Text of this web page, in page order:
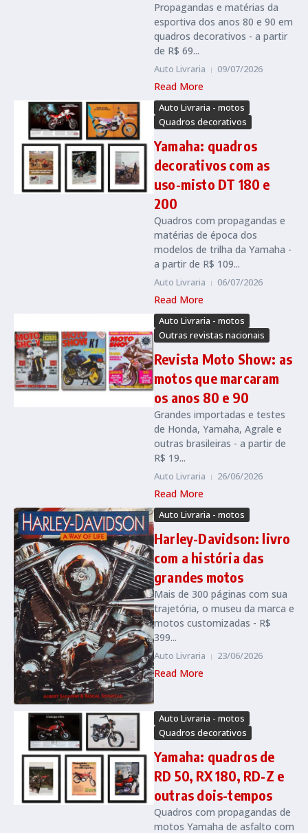
Propagandas e matérias da
esportiva dos anos 80 e 90 em
quadros decorativos - a partir
de R$ 69...
Auto Livraria 09/07/2026
Read More
Auto Livraria - motos
Quadros decorativos
Yamaha: quadros
decorativos com as
uso-misto DT 180 e
200
Quadros com propagandas e
matérias de época dos
modelos de trilha da Yamaha -
a partir de R$ 109...
Auto Livraria 06/07/2026
Read More
Auto Livraria - motos
Outras revistas nacionais
Revista Moto Show: as
motos que marcaram
os anos 80 e 90
Grandes importadas e testes
de Honda, Yamaha, Agrale e
outras brasileiras - a partir de
R$ 19...
Auto Livraria 26/06/2026
Read More
Auto Livraria - motos
Harley-Davidson: livro
com a história das
grandes motos
Mais de 300 páginas com sua
trajetória, o museu da marca e
motos customizadas - R$
399...
Auto Livraria 23/06/2026
Read More
Auto Livraria - motos
Quadros decorativos
Yamaha: quadros de
RD 50, RX 180, RD-Z e
outras dois-tempos
Quadros com propagandas de
motos Yamaha de asfalto com